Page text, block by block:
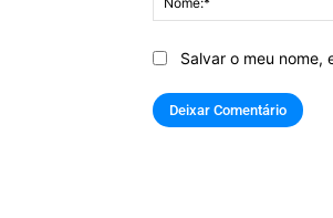
Salvar o meu nome,